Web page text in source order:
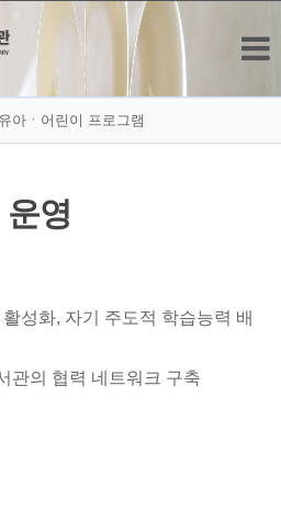
유아ㆍ어린이 프로그램
영
성화, 자기 주도적 학습능력 배
관의 협력 네트워크 구축